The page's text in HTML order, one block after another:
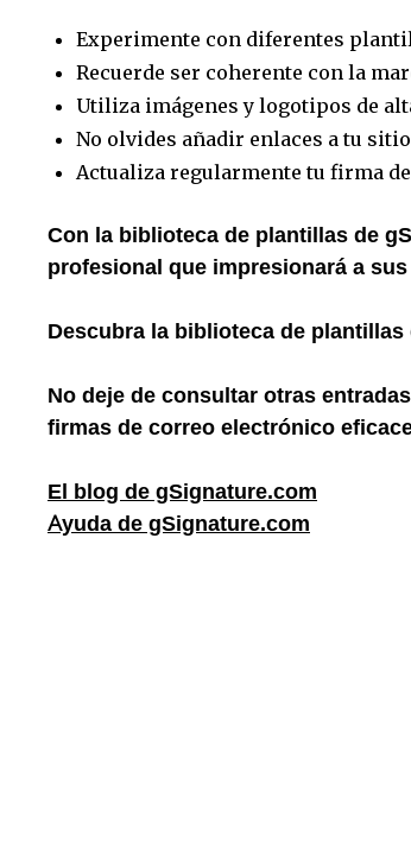
Experimente con diferentes
Recuerde ser coherente con la
Utiliza imágenes y logotipos de
No olvides añadir enlaces a tu
Actualiza regularmente tu firma
Con la biblioteca de plantillas de
profesional que impresionará a
Descubra la biblioteca de plantillas
No deje de consultar otras
firmas de correo electrónico
El blog de gSignature.com
Ayuda de gSignature.com